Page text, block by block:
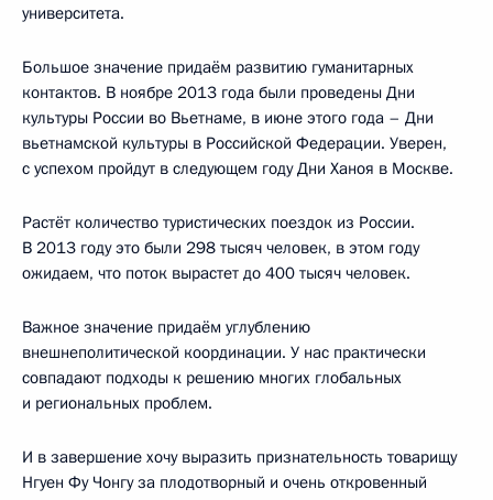
университета.
Большое значение придаём развитию гуманитарных
контактов. В ноябре 2013 года были проведены Дни
культуры России во Вьетнаме, в июне этого года – Дни
вьетнамской культуры в Российской Федерации. Уверен,
с успехом пройдут в следующем году Дни Ханоя в Москве.
Растёт количество туристических поездок из России.
В 2013 году это были 298 тысяч человек, в этом году
ожидаем, что поток вырастет до 400 тысяч человек.
Важное значение придаём углублению
внешнеполитической координации. У нас практически
совпадают подходы к решению многих глобальных
и региональных проблем.
И в завершение хочу выразить признательность товарищу
Нгуен Фу Чонгу за плодотворный и очень откровенный